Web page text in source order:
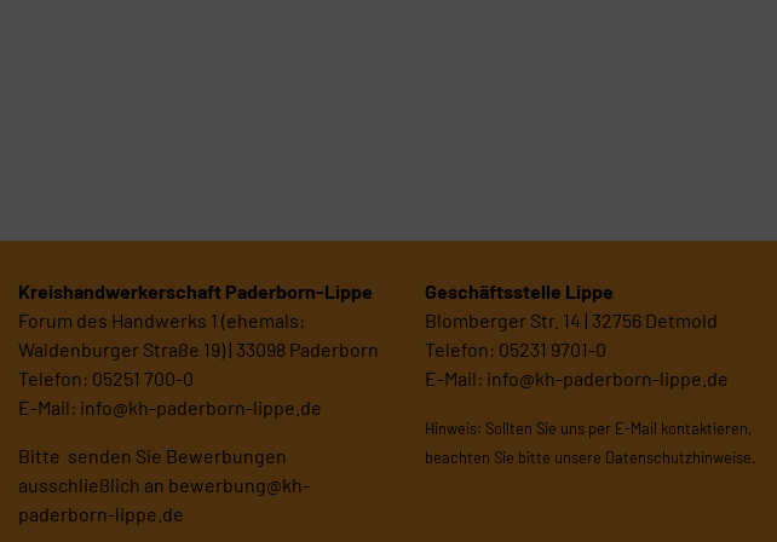
Kreishandwerkerschaft Paderborn-Lippe
Forum des Handwerks 1 (ehemals:
Waldenburger Straße 19) | 33098 Paderborn
Telefon: 05251 700-0
E-Mail: info@kh-paderborn-lippe.de
Bitte senden Sie Bewerbungen
ausschließlich an bewerbung@kh-
paderborn-lippe.de
Geschäftsstelle Lippe
Blomberger Str. 14 | 32756 Detmold
Telefon: 05231 9701-0
E-Mail: info@kh-paderborn-lippe.de
Hinweis: Sollten Sie uns per E-Mail kontaktieren,
beachten Sie bitte unsere Datenschutzhinweise.